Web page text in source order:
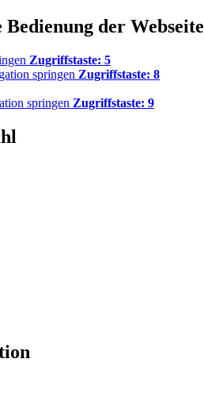
der Webseite
Zugriffstaste: 5
springen Zugriffstaste: 8
springen Zugriffstaste: 9